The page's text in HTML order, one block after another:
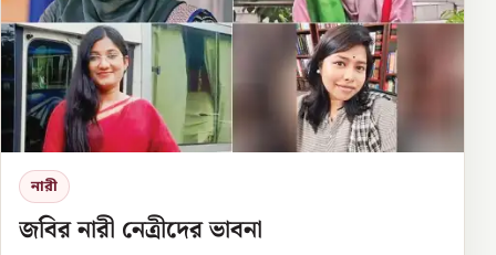
নারী
জবির নারী নেত্রীদের ভাবনা